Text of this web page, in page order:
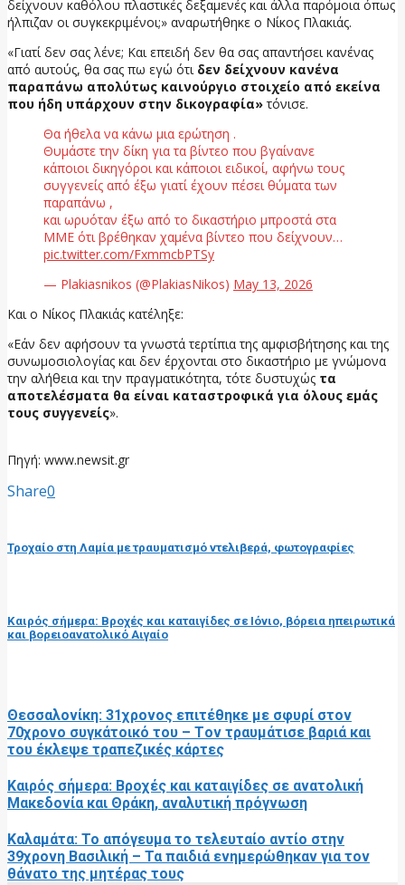
δείχνουν καθόλου πλαστικές δεξαμενές και άλλα παρόμοια όπως
ήλπιζαν οι συγκεκριμένοι;» αναρωτήθηκε ο Νίκος Πλακιάς.
«Γιατί δεν σας λένε; Και επειδή δεν θα σας απαντήσει κανένας
από αυτούς, θα σας πω εγώ ότι δεν δείχνουν κανένα
παραπάνω απολύτως καινούργιο στοιχείο από εκείνα
που ήδη υπάρχουν στην δικογραφία»τόνισε.
Θα ήθελα να κάνω μια ερώτηση .
Θυμάστε την δίκη για τα βίντεο που βγαίνανε
κάποιοι δικηγόροι και κάποιοι ειδικοί, αφήνω τους
συγγενείς από έξω γιατί έχουν πέσει θύματα των
παραπάνω ,
και ωρυόταν έξω από το δικαστήριο μπροστά στα
ΜΜΕ ότι βρέθηκαν χαμένα βίντεο που δείχνουν…
pic.twitter.com/FxmmcbPTSy
— Plakiasnikos (@PlakiasNikos) May 13, 2026
Και ο Νίκος Πλακιάς κατέληξε:
«Εάν δεν αφήσουν τα γνωστά τερτίπια της αμφισβήτησης και της
συνωμοσιολογίας και δεν έρχονται στο δικαστήριο με γνώμονα
την αλήθεια και την πραγματικότητα, τότε δυστυχώς τα
αποτελέσματα θα είναι καταστροφικά για όλους εμάς
τους συγγενείς».
Πηγή: www.newsit.gr
Share0
Τροχαίο στη Λαμία με τραυματισμό ντελιβερά, φωτογραφίες
Καιρός σήμερα: Βροχές και καταιγίδες σε Ιόνιο, βόρεια ηπειρωτικά
και βορειοανατολικό Αιγαίο
Θεσσαλονίκη: 31χρονος επιτέθηκε με σφυρί στον
70χρονο συγκάτοικό του – Tον τραυμάτισε βαριά και
του έκλεψε τραπεζικές κάρτες
Καιρός σήμερα: Βροχές και καταιγίδες σε ανατολική
Μακεδονία και Θράκη, αναλυτική πρόγνωση
Καλαμάτα: Το απόγευμα το τελευταίο αντίο στην
39χρονη Βασιλική – Τα παιδιά ενημερώθηκαν για τον
θάνατο της μητέρας τους